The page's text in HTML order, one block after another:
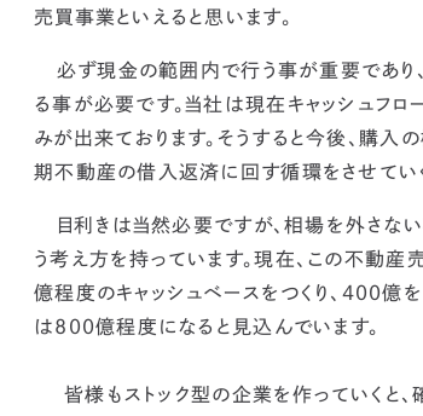
売買事業といえると思います。
必ず現金の範囲内で行う事が重要であり
る事が必要です。当社は現在キャッシュフ
みが出来ております。そうすると今後、 購入の
期不動産の借入返済に回す循環をさせていく
目利きは当然必要ですが、相場を外さない
う考え方を持っています。現在、この不動
億程度のキャッシュベースをつくり、400億
は800億程度になると見込んでいます。
皆様もストック型の企業を作っていくと